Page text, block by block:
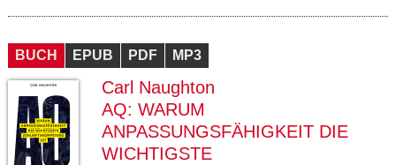
BUCH EPUB PDF MP3
Carl Naughton
AQ: WARUM
ANPASSUNGSFÄHIGKEIT DIE
WICHTIGSTE